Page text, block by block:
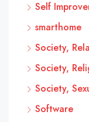
Self
smarthome
Society,
Society,
Society,
Software